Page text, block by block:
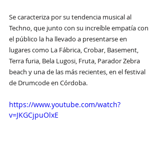
Se caracteriza por su tendencia musical al
Techno, que junto con su increíble empatía con
el público la ha llevado a presentarse en
lugares como La Fábrica, Crobar, Basement,
Terra furia, Bela Lugosi, Fruta, Parador Zebra
beach y una de las más recientes, en el festival
de Drumcode en Córdoba.
https://www.youtube.com/watch?
v=JKGCjpuOlxE